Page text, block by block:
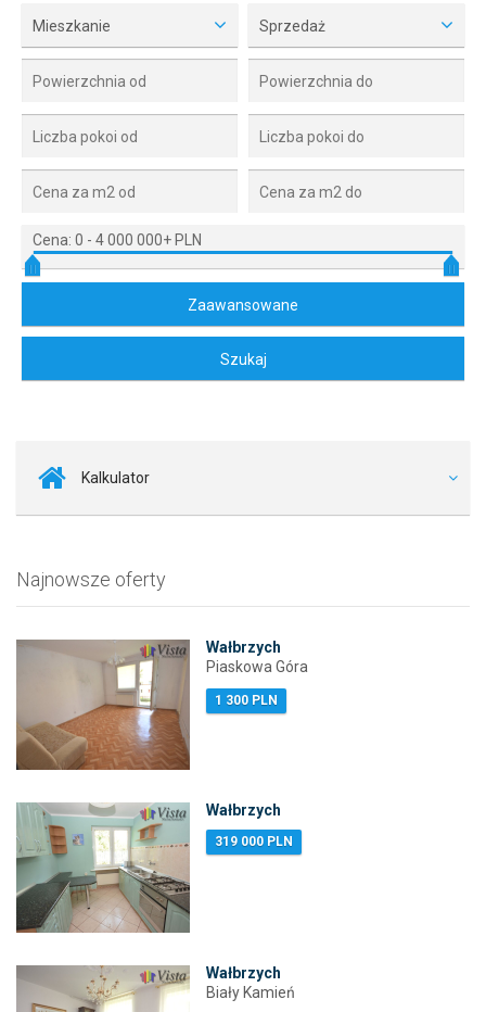
Mieszkanie Sprzedaż
Cena: 0 - 4 000 000+ PLN
Kalkulator
Najnowsze oferty
Wałbrzych
Piaskowa Góra
1 300 PLN
Wałbrzych
319 000 PLN
Wałbrzych
Biały Kamień